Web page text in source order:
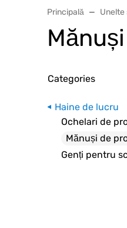
Principală Unelte
Categories
Haine de lucru
Ochelari de
Mănuși de
Genți pentru